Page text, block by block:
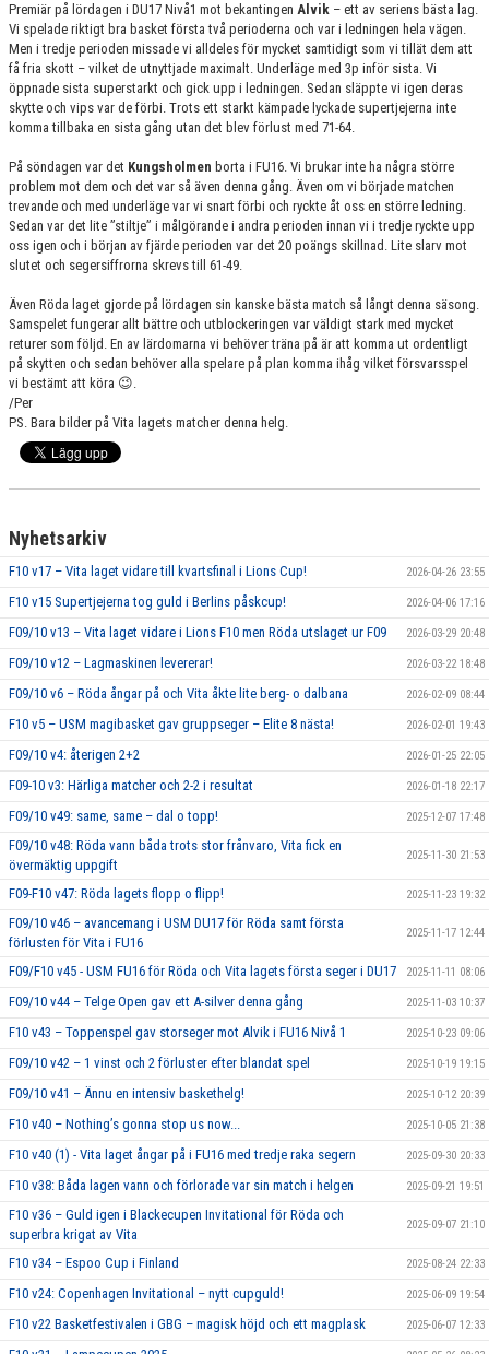
Premiär på lördagen i DU17 Nivå1 mot bekantingen Alvik – ett av seriens bästa lag.
Vi spelade riktigt bra basket första två perioderna och var i ledningen hela vägen.
Men i tredje perioden missade vi alldeles för mycket samtidigt som vi tillät dem att
få fria skott – vilket de utnyttjade maximalt. Underläge med 3p inför sista. Vi
öppnade sista superstarkt och gick upp i ledningen. Sedan släppte vi igen deras
skytte och vips var de förbi. Trots ett starkt kämpade lyckade supertjejerna inte
komma tillbaka en sista gång utan det blev förlust med 71-64.
På söndagen var det Kungsholmen borta i FU16. Vi brukar inte ha några större
problem mot dem och det var så även denna gång. Även om vi började matchen
trevande och med underläge var vi snart förbi och ryckte åt oss en större ledning.
Sedan var det lite ”stiltje” i målgörande i andra perioden innan vi i tredje ryckte upp
oss igen och i början av fjärde perioden var det 20 poängs skillnad. Lite slarv mot
slutet och segersiffrorna skrevs till 61-49.
Även Röda laget gjorde på lördagen sin kanske bästa match så långt denna säsong.
Samspelet fungerar allt bättre och utblockeringen var väldigt stark med mycket
returer som följd. En av lärdomarna vi behöver träna på är att komma ut ordentligt
på skytten och sedan behöver alla spelare på plan komma ihåg vilket försvarsspel
vi bestämt att köra 😉.
/Per
PS. Bara bilder på Vita lagets matcher denna helg.
Nyhetsarkiv
F10 v17 – Vita laget vidare till kvartsfinal i Lions Cup! 2026-04-26 23:55
F10 v15 Supertjejerna tog guld i Berlins påskcup! 2026-04-06 17:16
F09/10 v13 – Vita laget vidare i Lions F10 men Röda utslaget ur F09 2026-03-29 20:48
F09/10 v12 – Lagmaskinen levererar! 2026-03-22 18:48
F09/10 v6 – Röda ångar på och Vita åkte lite berg- o dalbana 2026-02-09 08:44
F10 v5 – USM magibasket gav gruppseger – Elite 8 nästa! 2026-02-01 19:43
F09/10 v4: återigen 2+2 2026-01-25 22:05
F09-10 v3: Härliga matcher och 2-2 i resultat 2026-01-18 22:17
F09/10 v49: same, same – dal o topp! 2025-12-07 17:48
F09/10 v48: Röda vann båda trots stor frånvaro, Vita fick en
övermäktig uppgift
2025-11-30 21:53
F09-F10 v47: Röda lagets flopp o flipp! 2025-11-23 19:32
F09/10 v46 – avancemang i USM DU17 för Röda samt första
förlusten för Vita i FU16
2025-11-17 12:44
F09/F10 v45 - USM FU16 för Röda och Vita lagets första seger i DU17 2025-11-11 08:06
F09/10 v44 – Telge Open gav ett A-silver denna gång 2025-11-03 10:37
F10 v43 – Toppenspel gav storseger mot Alvik i FU16 Nivå 1 2025-10-23 09:06
F09/10 v42 – 1 vinst och 2 förluster efter blandat spel 2025-10-19 19:15
F09/10 v41 – Ännu en intensiv baskethelg! 2025-10-12 20:39
F10 v40 – Nothing’s gonna stop us now... 2025-10-05 21:38
F10 v40 (1) - Vita laget ångar på i FU16 med tredje raka segern 2025-09-30 20:33
F10 v38: Båda lagen vann och förlorade var sin match i helgen 2025-09-21 19:51
F10 v36 – Guld igen i Blackecupen Invitational för Röda och
superbra krigat av Vita
2025-09-07 21:10
F10 v34 – Espoo Cup i Finland 2025-08-24 22:33
F10 v24: Copenhagen Invitational – nytt cupguld! 2025-06-09 19:54
F10 v22 Basketfestivalen i GBG – magisk höjd och ett magplask 2025-06-07 12:33